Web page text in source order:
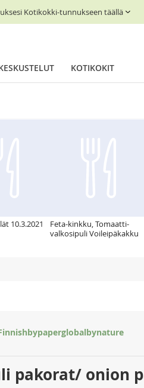
Kotikokki-tunnukseen täällä
KOTIKOKIT
10.3.2021
Feta-kinkku, Tomaatti-
valkosipuli Voileipäkakku
pakorat/ onion